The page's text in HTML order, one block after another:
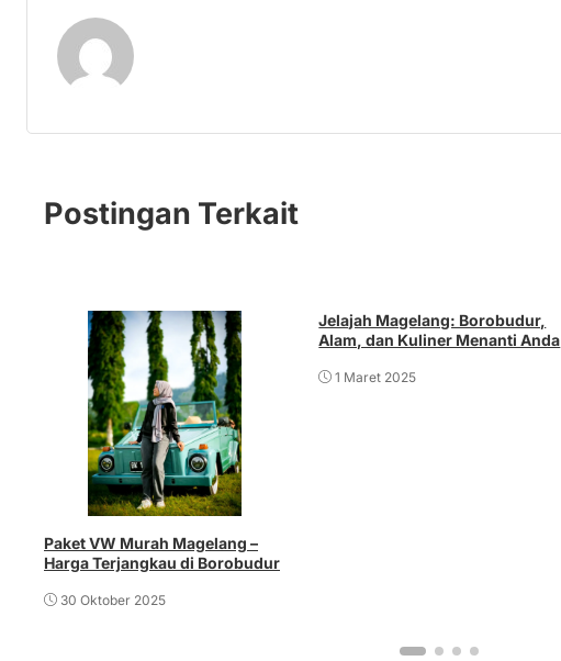
Postingan Terkait
Paket VW Murah Magelang –
Harga Terjangkau di Borobudur
30 Oktober 2025
Jelajah Magelang: Borobudur,
Alam, dan Kuliner Menanti Anda
1 Maret 2025